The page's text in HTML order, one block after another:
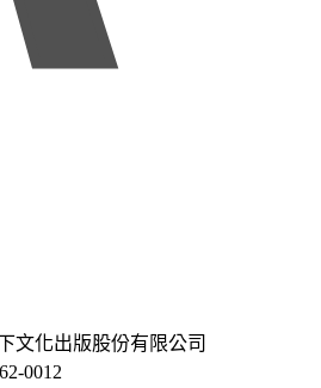
文化出版股份有限公司
0012